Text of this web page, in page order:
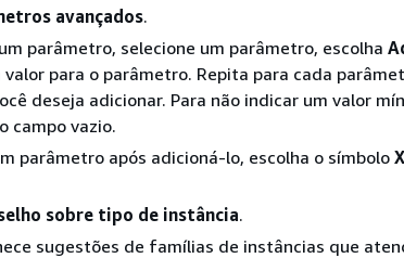
avançados.
parâmetro, selecione um parâmetro, escolha
para o parâmetro. Repita para cada
deseja adicionar. Para não indicar um valor
campo vazio.
parâmetro após adicioná-lo, escolha o símbolo X
sobre tipo de instância.
sugestões de famílias de instâncias que